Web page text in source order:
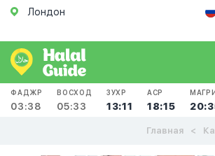
Лондон
ФАДЖР
03:38
ВОСХОД
05:33
ЗУХР
13:11
АСР
18:15
Главная